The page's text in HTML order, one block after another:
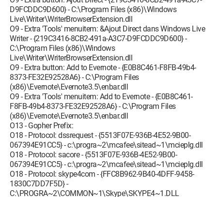
D9FCDDC9D600} - C:\Program Files (x86)\Windows
Live\Writer\WriterBrowserExtension.dll
O9 - Extra 'Tools' menuitem: &Ajout Direct dans Windows Live
Writer - {219C3416-8CB2-491a-A3C7-D9FCDDC9D600} -
C:\Program Files (x86)\Windows
Live\Writer\WriterBrowserExtension.dll
O9 - Extra button: Add to Evernote - {E0B8C461-F8FB-49b4-
8373-FE32E92528A6} - C:\Program Files
(x86)\Evernote\Evernote3.5\enbar.dll
O9 - Extra 'Tools' menuitem: Add to Evernote - {E0B8C461-
F8FB-49b4-8373-FE32E92528A6} - C:\Program Files
(x86)\Evernote\Evernote3.5\enbar.dll
O13 - Gopher Prefix:
O18 - Protocol: dssrequest - {5513F07E-936B-4E52-9B00-
067394E91CC5} - c:\progra~2\mcafee\sitead~1\mcieplg.dll
O18 - Protocol: sacore - {5513F07E-936B-4E52-9B00-
067394E91CC5} - c:\progra~2\mcafee\sitead~1\mcieplg.dll
O18 - Protocol: skype4com - {FFC8B962-9B40-4DFF-9458-
1830C7DD7F5D} -
C:\PROGRA~2\COMMON~1\Skype\SKYPE4~1.DLL